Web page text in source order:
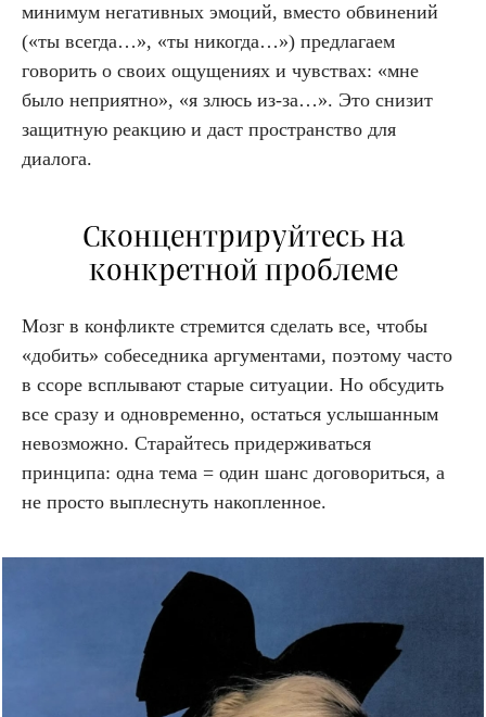
минимум негативных эмоций, вместо обвинений
(«ты всегда…», «ты никогда…») предлагаем
говорить о своих ощущениях и чувствах: «мне
было неприятно», «я злюсь из-за…». Это снизит
защитную реакцию и даст пространство для
диалога.
Сконцентрируйтесь на
конкретной проблеме
Мозг в конфликте стремится сделать все, чтобы
«добить» собеседника аргументами, поэтому часто
в ссоре всплывают старые ситуации. Но обсудить
все сразу и одновременно, остаться услышанным
невозможно. Старайтесь придерживаться
принципа: одна тема = один шанс договориться, а
не просто выплеснуть накопленное.